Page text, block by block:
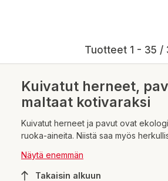
Tuotteet 1 - 35 /
Kuivatut herneet,
maltaat kotivaraksi
Kuivatut herneet ja pavut ovat
ruoka-aineita. Niistä saa myös
wokkiruokiin ja risottoihin. Herneistä ja
perinteistä suomalaista, terveellistä
Näytä enemmän
Takaisin alkuun